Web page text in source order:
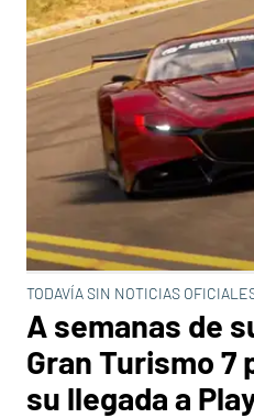
TODAVÍA SIN NOTICIAS
A semanas de
Gran Turismo
su llegada a